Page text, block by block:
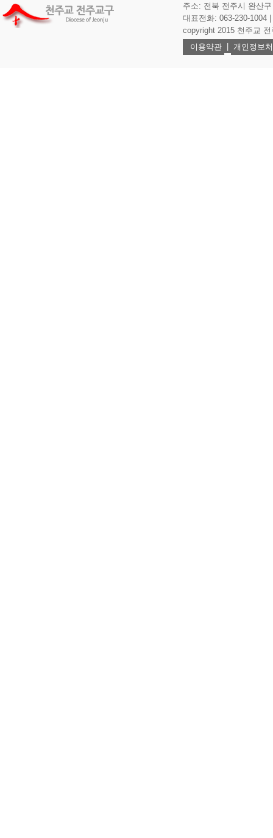
주소: 전북 전주시 완산
대표전화: 063-230-1004
copyright 2015 천주교
이용약관 | 개인정보